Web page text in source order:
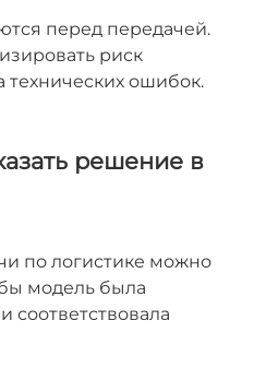
перед передачей.
риск
технических ошибок.
решение в
по логистике можно
модель была
соответствовала